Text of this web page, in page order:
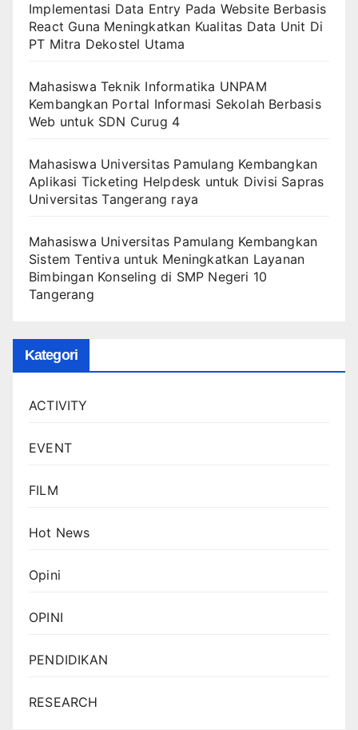
Implementasi Data Entry Pada Website Berbasis
React Guna Meningkatkan Kualitas Data Unit Di
PT Mitra Dekostel Utama
Mahasiswa Teknik Informatika UNPAM
Kembangkan Portal Informasi Sekolah Berbasis
Web untuk SDN Curug 4
Mahasiswa Universitas Pamulang Kembangkan
Aplikasi Ticketing Helpdesk untuk Divisi Sapras
Universitas Tangerang raya
Mahasiswa Universitas Pamulang Kembangkan
Sistem Tentiva untuk Meningkatkan Layanan
Bimbingan Konseling di SMP Negeri 10
Tangerang
Kategori
ACTIVITY
EVENT
FILM
Hot News
Opini
OPINI
PENDIDIKAN
RESEARCH